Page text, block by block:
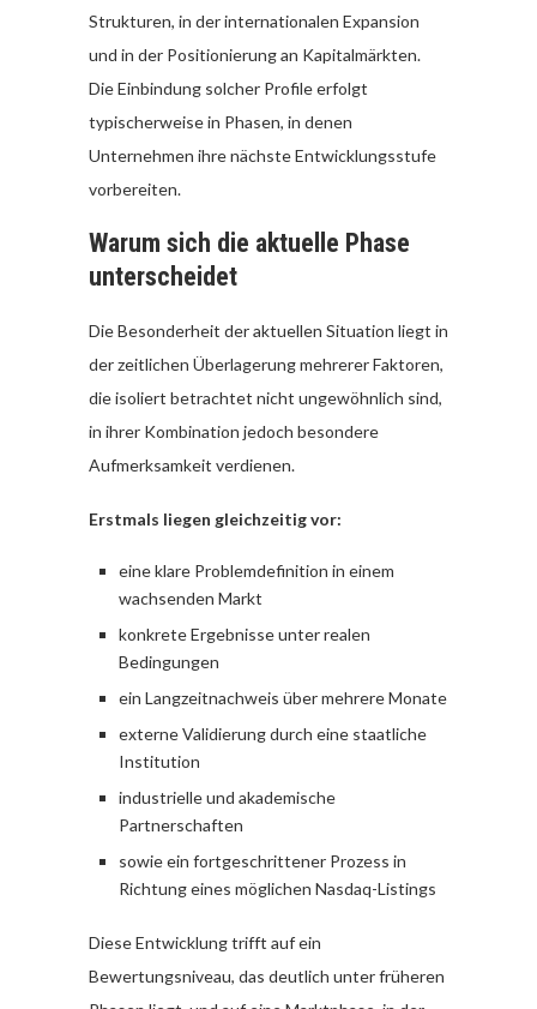
Strukturen, in der internationalen Expansion
und in der Positionierung an Kapitalmärkten.
Die Einbindung solcher Profile erfolgt
typischerweise in Phasen, in denen
Unternehmen ihre nächste Entwicklungsstufe
vorbereiten.
Warum sich die aktuelle Phase
unterscheidet
Die Besonderheit der aktuellen Situation liegt in
der zeitlichen Überlagerung mehrerer Faktoren,
die isoliert betrachtet nicht ungewöhnlich sind,
in ihrer Kombination jedoch besondere
Aufmerksamkeit verdienen.
Erstmals liegen gleichzeitig vor:
eine klare Problemdefinition in einem
wachsenden Markt
konkrete Ergebnisse unter realen
Bedingungen
ein Langzeitnachweis über mehrere Monate
externe Validierung durch eine staatliche
Institution
industrielle und akademische
Partnerschaften
sowie ein fortgeschrittener Prozess in
Richtung eines möglichen Nasdaq-Listings
Diese Entwicklung trifft auf ein
Bewertungsniveau, das deutlich unter früheren